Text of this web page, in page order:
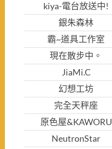
kiya-電台放送中!
銀朱森林
霸~道具工作室
現在散步中。
JiaMi.C
幻想工坊
完全天秤座
原色屋&KAWORU
NeutronStar